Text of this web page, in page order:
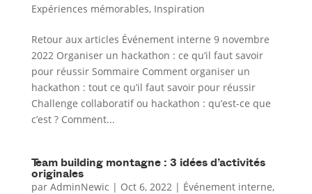
Expériences mémorables, Inspiration
Retour aux articles Événement interne 9 novembre
2022 Organiser un hackathon : ce qu’il faut savoir
pour réussir Sommaire Comment organiser un
hackathon : tout ce qu’il faut savoir pour réussir
Challenge collaboratif ou hackathon : qu’est-ce que
c’est ? Comment...
Team building montagne : 3 idées d’activités
originales
par AdminNewic | Oct 6, 2022| Événement interne,